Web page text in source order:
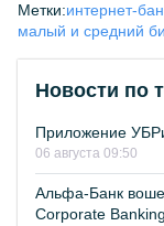
Метки:интернет-
малый и средний
Новости по
Приложение
06 августа 09:50
Альфа-Банк
Corporate